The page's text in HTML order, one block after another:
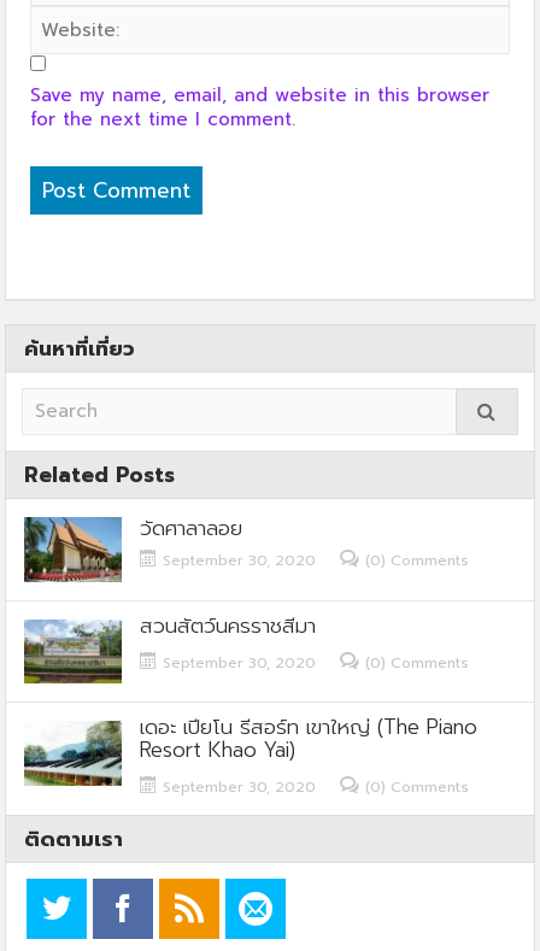
Save my name, email, and website in this browser
for the next time I comment.
ค้นหาที่เที่ยว
Related Posts
วัดศาลาลอย
September 30, 2020 (0) Comments
สวนสัตว์นครราชสีมา
September 30, 2020 (0) Comments
เดอะ เปียโน รีสอร์ท เขาใหญ่ (The Piano
Resort Khao Yai)
September 30, 2020 (0) Comments
ติดตามเรา